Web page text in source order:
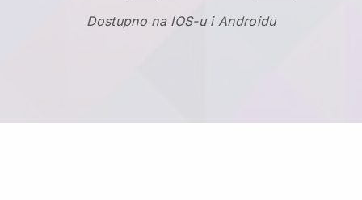
Dostupno na IOS-u i Androidu